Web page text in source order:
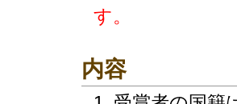
す。
内容